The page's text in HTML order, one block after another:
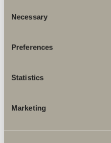
Selection
Necessary
Preferences
Statistics
Marketing
Produktbeskrivelse
Reservedele